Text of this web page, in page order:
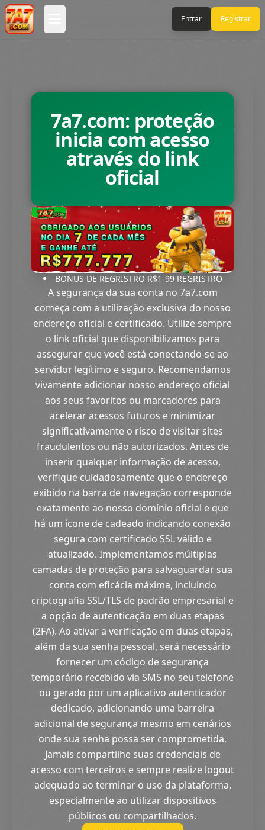
Entrar Registrar
7a7.com: proteção
inicia com acesso
através do link
oficial
BONUS DE REGRISTRO R$1-99 REGRISTRO
A segurança da sua conta no 7a7.com
começa com a utilização exclusiva do nosso
endereço oficial e certificado. Utilize sempre
o link oficial que disponibilizamos para
assegurar que você está conectando-se ao
servidor legítimo e seguro. Recomendamos
vivamente adicionar nosso endereço oficial
aos seus favoritos ou marcadores para
acelerar acessos futuros e minimizar
significativamente o risco de visitar sites
fraudulentos ou não autorizados. Antes de
inserir qualquer informação de acesso,
verifique cuidadosamente que o endereço
exibido na barra de navegação corresponde
exatamente ao nosso domínio oficial e que
há um ícone de cadeado indicando conexão
segura com certificado SSL válido e
atualizado. Implementamos múltiplas
camadas de proteção para salvaguardar sua
conta com eficácia máxima, incluindo
criptografia SSL/TLS de padrão empresarial e
a opção de autenticação em duas etapas
(2FA). Ao ativar a verificação em duas etapas,
além da sua senha pessoal, será necessário
fornecer um código de segurança
temporário recebido via SMS no seu telefone
ou gerado por um aplicativo autenticador
dedicado, adicionando uma barreira
adicional de segurança mesmo em cenários
onde sua senha possa ser comprometida.
Jamais compartilhe suas credenciais de
acesso com terceiros e sempre realize logout
adequado ao terminar o uso da plataforma,
especialmente ao utilizar dispositivos
públicos ou compartilhados.